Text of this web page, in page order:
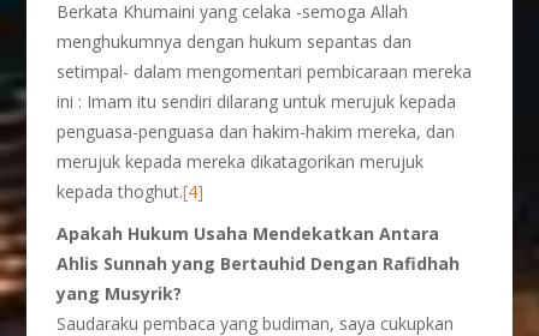
Berkata Khumaini yang celaka -semoga Allah
menghukumnya dengan hukum sepantas dan
setimpal- dalam mengomentari pembicaraan mereka
ini : Imam itu sendiri dilarang untuk merujuk kepada
penguasa-penguasa dan hakim-hakim mereka, dan
merujuk kepada mereka dikatagorikan merujuk
kepada thoghut.[4]
Apakah Hukum Usaha Mendekatkan Antara
Ahlis Sunnah yang Bertauhid Dengan Rafidhah
yang Musyrik?
Saudaraku pembaca yang budiman, saya cukupkan